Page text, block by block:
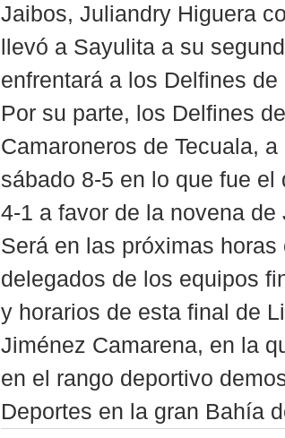
Jaibos, Juliandry Higuera
llevó a Sayulita a su
enfrentará a los Delfines de
Por su parte, los Delfines
Camaroneros de Tecuala,
sábado 8-5 en lo que fue
4-1 a favor de la novena de
Será en las próximas
delegados de los equipos
y horarios de esta final de
Jiménez Camarena, en la
en el rango deportivo
Deportes en la gran Bahía